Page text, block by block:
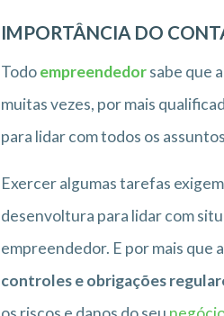
IMPORTÂNCIA DO
Todoempreendedorsabe que
muitas vezes, por mais
para lidar com todos os
Exercer algumas tarefas
desenvoltura para lidar com
empreendedor. E por mais que
controles e obrigações